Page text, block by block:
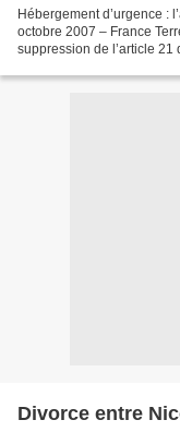
Hébergement d’urgence :
octobre 2007 – France
suppression de l’article
Divorce entre